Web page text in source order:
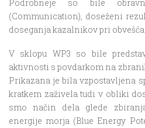
Podrobneje so bile
(Communication), doseženi
doseganja kazalnikov pri
V sklopu WP3 so bile
aktivnosti s povdarkom na
Prikazana je bila vzpostavljena
kratkem zaživela tudi v obliki
smo način dela glede
energije morja (Blue Energy